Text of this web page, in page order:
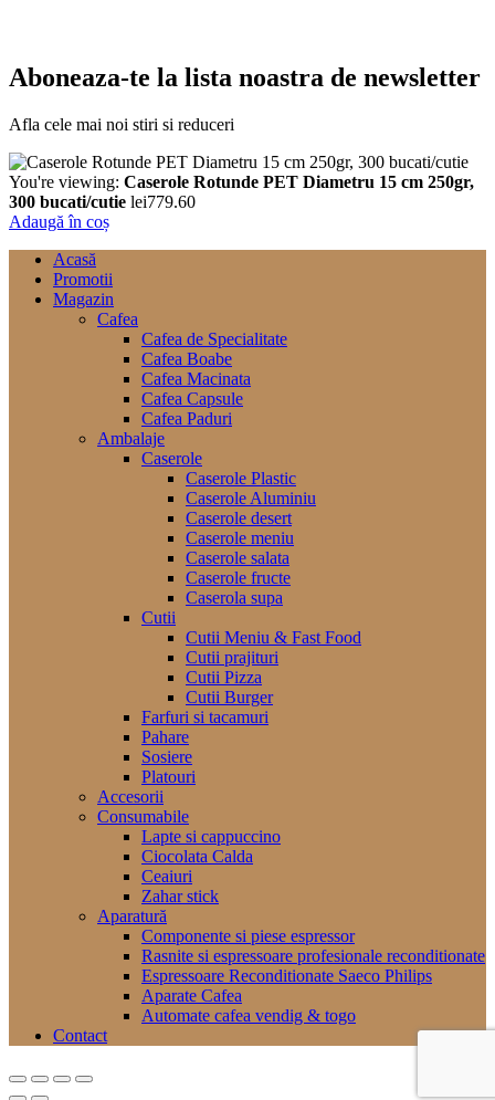
Aboneaza-te la lista noastra de newsletter
Afla cele mai noi stiri si reduceri
You're viewing: Caserole Rotunde PET Diametru 15 cm 250gr,
300 bucati/cutie lei779.60
Adaugă în coș
Acasă
Promotii
Magazin
Cafea
Cafea de Specialitate
Cafea Boabe
Cafea Macinata
Cafea Capsule
Cafea Paduri
Ambalaje
Caserole
Caserole Plastic
Caserole Aluminiu
Caserole desert
Caserole meniu
Caserole salata
Caserole fructe
Caserola supa
Cutii
Cutii Meniu & Fast Food
Cutii prajituri
Cutii Pizza
Cutii Burger
Farfuri si tacamuri
Pahare
Sosiere
Platouri
Accesorii
Consumabile
Lapte si cappuccino
Ciocolata Calda
Ceaiuri
Zahar stick
Aparatură
Componente si piese espressor
Rasnite si espressoare profesionale reconditionate
Espressoare Reconditionate Saeco Philips
Aparate Cafea
Automate cafea vendig & togo
Contact